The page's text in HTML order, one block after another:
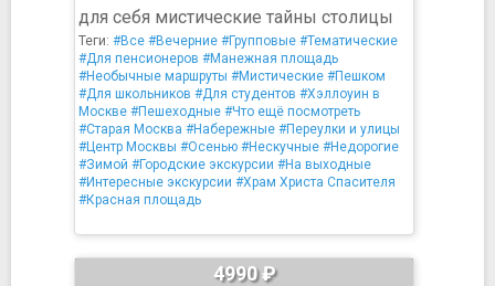
для себя мистические тайны столицы
Теги: #Все #Вечерние #Групповые #Тематические
#Для пенсионеров #Манежная площадь
#Необычные маршруты #Мистические #Пешком
#Для школьников #Для студентов #Хэллоуин в
Москве #Пешеходные #Что ещё посмотреть
#Старая Москва #Набережные #Переулки и улицы
#Центр Москвы #Осенью #Нескучные #Недорогие
#Зимой #Городские экскурсии #На выходные
#Интересные экскурсии #Храм Христа Спасителя
#Красная площадь
4990 ₽